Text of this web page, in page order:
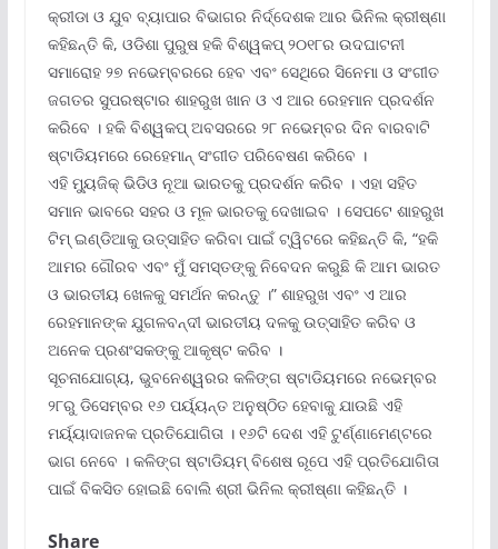
କ୍ରୀଡା ଓ ଯୁବ ବ୍ୟାପାର ବିଭାଗର ନିର୍ଦ୍ଦେଶକ ଆର ଭିନିଲ କ୍ରୀଷ୍ଣା
କହିଛନ୍ତି କି, ଓଡିଶା ପୁରୁଷ ହକି ବିଶ୍ୱକପ୍ ୨୦୧୮ର ଉଦଘାଟନୀ
ସମାରୋହ ୨୭ ନଭେମ୍ବରରେ ହେବ ଏବଂ ସେଥିରେ ସିନେମା ଓ ସଂଗୀତ
ଜଗତର ସୁପରଷ୍ଟାର ଶାହରୁଖ ଖାନ ଓ ଏ ଆର ରେହମାନ ପ୍ରଦର୍ଶନ
କରିବେ । ହକି ବିଶ୍ୱକପ୍ ଅବସରରେ ୨୮ ନଭେମ୍ବର ଦିନ ବାରବାଟି
ଷ୍ଟାଡିୟମରେ ରେହେମାନ୍ ସଂଗୀତ ପରିବେଷଣ କରିବେ ।
ଏହି ମ୍ୟୁଜିକ୍ ଭିଡିଓ ନୂଆ ଭାରତକୁ ପ୍ରଦର୍ଶନ କରିବ । ଏହା ସହିତ
ସମାନ ଭାବରେ ସହର ଓ ମୂଳ ଭାରତକୁ ଦେଖାଇବ । ସେପଟେ ଶାହରୁଖ
ଟିମ୍ ଇଣ୍ଡିଆକୁ ଉତ୍ସାହିତ କରିବା ପାଇଁ ଟ୍ୱିଟରେ କହିଛନ୍ତି କି, “ହକି
ଆମର ଗୌରବ ଏବଂ ମୁଁ ସମସ୍ତଙ୍କୁ ନିବେଦନ କରୁଛି କି ଆମ ଭାରତ
ଓ ଭାରତୀୟ ଖେଳକୁ ସମର୍ଥନ କରନ୍ତୁ ।” ଶାହରୁଖ ଏବଂ ଏ ଆର
ରେହମାନଙ୍କ ଯୁଗଳବନ୍ଦୀ ଭାରତୀୟ ଦଳକୁ ଉତ୍ସାହିତ କରିବ ଓ
ଅନେକ ପ୍ରଶଂସକଙ୍କୁ ଆକୃଷ୍ଟ କରିବ ।
ସୂଚନାଯୋଗ୍ୟ, ଭୁବନେଶ୍ୱରର କଳିଙ୍ଗ ଷ୍ଟାଡିୟମରେ ନଭେମ୍ବର
୨୮ରୁ ଡିସେମ୍ବର ୧୬ ପର୍ୟ୍ୟନ୍ତ ଅନୁଷ୍ଠିତ ହେବାକୁ ଯାଉଛି ଏହି
ମର୍ୟ୍ୟାଦାଜନକ ପ୍ରତିଯୋଗିତା । ୧୬ଟି ଦେଶ ଏହି ଟୁର୍ଣ୍ଣାମେଣ୍ଟରେ
ଭାଗ ନେବେ । କଳିଙ୍ଗ ଷ୍ଟାଡିୟମ୍ ବିଶେଷ ରୂପେ ଏହି ପ୍ରତିଯୋଗିତା
ପାଇଁ ବିକସିତ ହୋଇଛି ବୋଲି ଶ୍ରୀ ଭିନିଲ କ୍ରୀଷ୍ଣା କହିଛନ୍ତି ।
Share